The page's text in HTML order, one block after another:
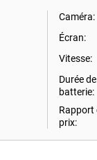
Caméra:
Écran:
Vitesse:
Durée
batterie:
Rapport
prix: